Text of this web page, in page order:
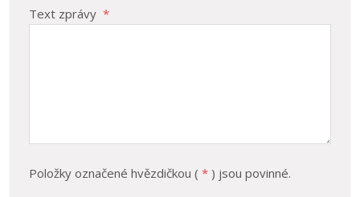
Text zprávy *
Položky označené hvězdičkou ( * ) jsou povinné.